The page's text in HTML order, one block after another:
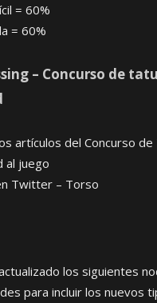
= 60%
= 60%
– Concurso de
artículos del Concurso
al juego
Twitter – Torso
los siguientes
para incluir los nuevos